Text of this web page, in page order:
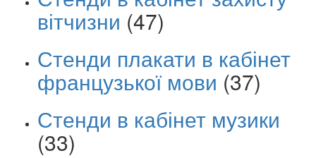
вітчизни (47)
Стенди плакати в кабінет
французької мови (37)
Стенди в кабінет музики
(33)